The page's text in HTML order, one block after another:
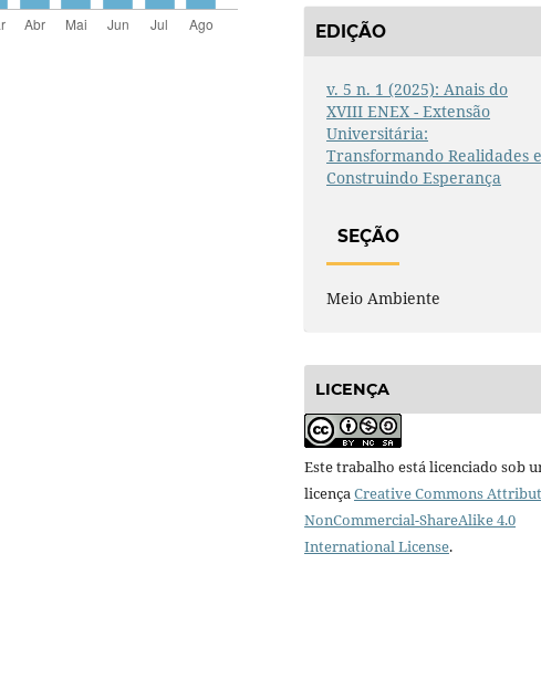
EDIÇÃO
v. 5 n. 1 (2025): Anais do
XVIII ENEX - Extensão
Universitária:
Transformando Realidades e
Construindo Esperança
SEÇÃO
Meio Ambiente
LICENÇA
Este trabalho está licenciado sob
licençaCreative Commons
NonCommercial-ShareAlike 4.0
International License.